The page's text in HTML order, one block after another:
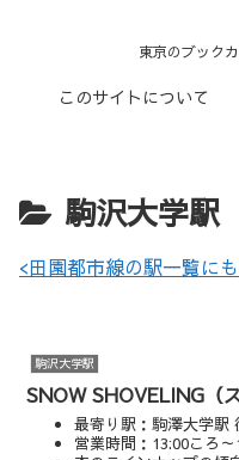
東京のブック
このサイトについて
駒沢大学駅
<田園都市線の駅一覧に
駒沢大学駅
SNOW SHOVELING（
最寄り駅：駒澤大学駅
営業時間：13:00ころ～